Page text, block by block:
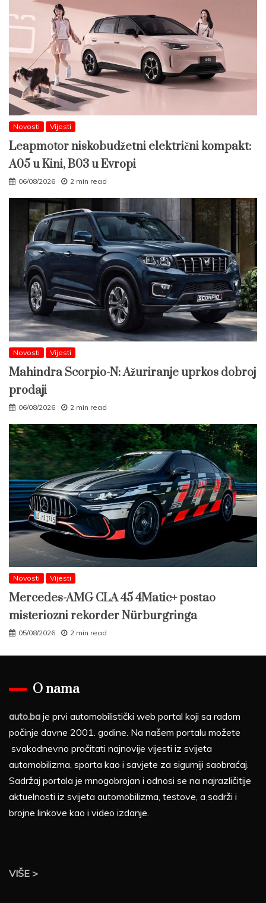
Novosti Vijesti
Leapmotor niskobudžetni električni kompakt:
A05 u Kini, B03 u Evropi
06/08/2026 2 min read
Novosti Vijesti
Mahindra Scorpio-N: Ažuriranje uprkos dobroj
prodaji
06/08/2026 2 min read
Novosti Vijesti
Mercedes-AMG CLA 45 4Matic+ postao
misteriozni rekorder Nürburgringa
05/08/2026 2 min read
O nama
auto.ba je prvi automobilistički web portal koji sa radom
počinje davne 2001. godine. Na našem portalu možete
svakodnevno pročitati najnovije vijesti iz svijeta
automobilizma, sporta kao i savjete za sigurniji saobraćaj.
Sadržaj portala je mnogobrojan i odnosi se na najrazličitije
aktuelnosti iz svijeta automobilizma, testove, a sadrži i
brojne linkove kao i video izdanje.
VIŠE >